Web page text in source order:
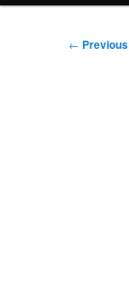
Post
← Previous